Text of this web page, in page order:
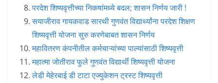
परदेश शिष्यवृत्तीच्या निकषांमध्ये बदल; शासन निर्णय जारी !
सयाजीराव गायकवाड सारथी गुणवंत विद्यार्थ्यांना परदेश शिक्षण
शिष्यवृत्ती योजना सुरु करणेबाबत शासन निर्णय
महावितरण कंपनीतील कर्मचाऱ्यांच्या पाल्यांसाठी शिष्यवृत्ती
महात्मा जोतीराव फुले गुणवंत विद्यार्थी शिष्यवृत्ती योजना
लेडी मेहेरबाई डी टाटा एज्युकेशन ट्रस्ट शिष्यवृत्ती